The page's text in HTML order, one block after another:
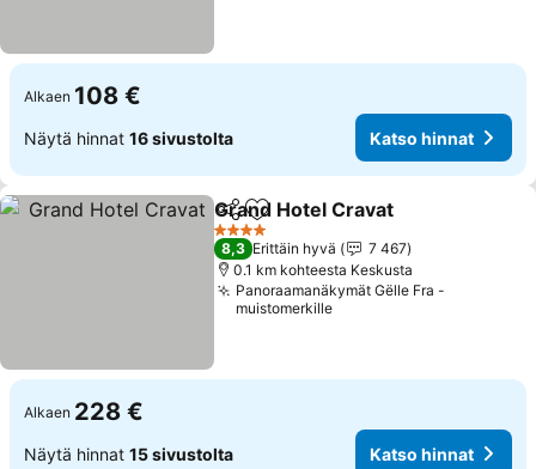
Alkaen 108 €
Näytä hinnat 16 sivustolta Katso hinnat
Jaa Lisää suosikkeihin
Grand Hotel Cravat
4 Tähtiluokitus
8,3 Erittäin hyvä
7 467
0.1 km kohteesta Keskusta
Panoraamanäkymät Gëlle Fra -
muistomerkille
Alkaen 228 €
Näytä hinnat 15 sivustolta Katso hinnat